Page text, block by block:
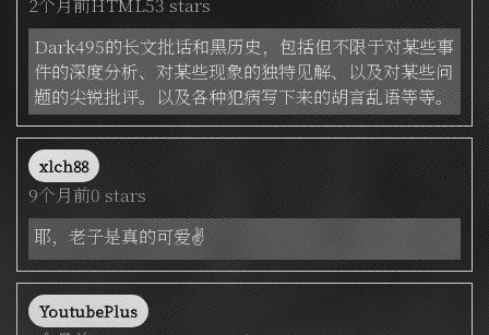
Dark495的长文批话和黑历史，包括但不限于对某些事
件的深度分析、对某些现象的独特见解、以及对某些问
题的尖锐批评。以及各种犯病写下来的胡言乱语等等。
xlch88
9个月前0 stars
耶，老子是真的可爱✌
YoutubePlus